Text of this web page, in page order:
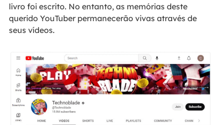
livro foi escrito. No entanto, as memórias deste
querido YouTuber permanecerão vivas através de
seus vídeos.